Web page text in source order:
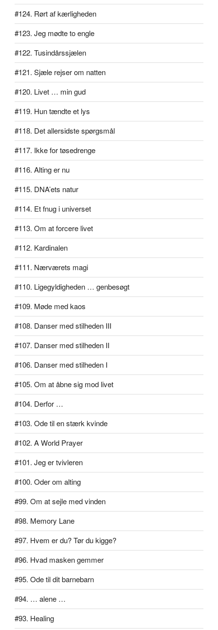
#124. Rørt af kærligheden
#123. Jeg mødte to engle
#122. Tusindårssjælen
#121. Sjæle rejser om natten
#120. Livet … min gud
#119. Hun tændte et lys
#118. Det allersidste spørgsmål
#117. Ikke for tøsedrenge
#116. Alting er nu
#115. DNA’ets natur
#114. Et fnug i universet
#113. Om at forcere livet
#112. Kardinalen
#111. Nærværets magi
#110. Ligegyldigheden … genbesøgt
#109. Møde med kaos
#108. Danser med stilheden III
#107. Danser med stilheden II
#106. Danser med stilheden I
#105. Om at åbne sig mod livet
#104. Derfor …
#103. Ode til en stærk kvinde
#102. A World Prayer
#101. Jeg er tvivleren
#100. Oder om alting
#99. Om at sejle med vinden
#98. Memory Lane
#97. Hvem er du? Tør du kigge?
#96. Hvad masken gemmer
#95. Ode til dit barnebarn
#94. … alene …
#93. Healing